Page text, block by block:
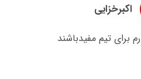
اکبرخزایی
برای تیم مفیدباشند